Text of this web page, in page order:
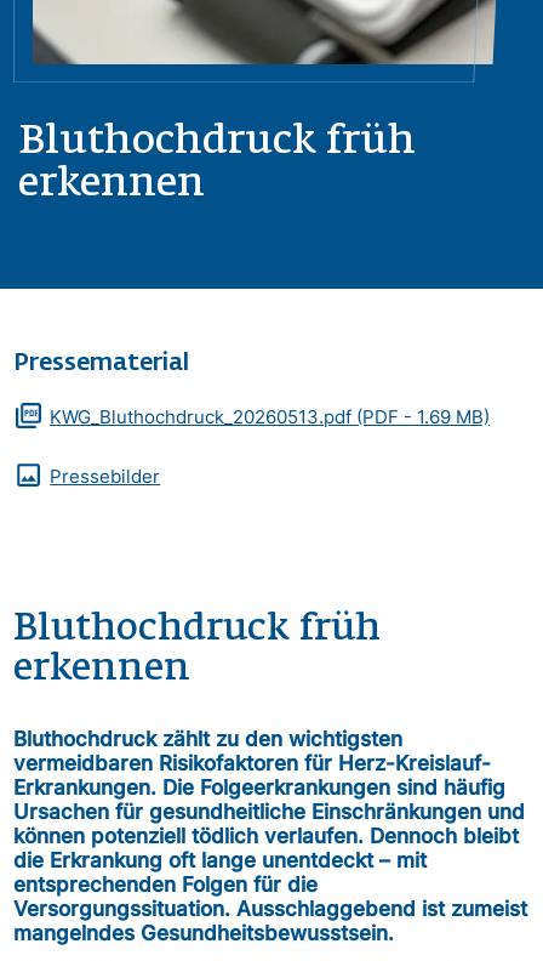
Bluthochdruck früh
erkennen
Pressematerial
Zusatzmaterialien
Dokument
KWG_Bluthochdruck_20260513.pdf (PDF - 1.69 MB)
Pressebilder
Bluthochdruck früh
erkennen
Bluthochdruck zählt zu den wichtigsten
vermeidbaren Risikofaktoren für Herz-Kreislauf-
Erkrankungen. Die Folgeerkrankungen sind häufig
Ursachen für gesundheitliche Einschränkungen und
können potenziell tödlich verlaufen. Dennoch bleibt
die Erkrankung oft lange unentdeckt – mit
entsprechenden Folgen für die
Versorgungssituation. Ausschlaggebend ist zumeist
mangelndes Gesundheitsbewusstsein.